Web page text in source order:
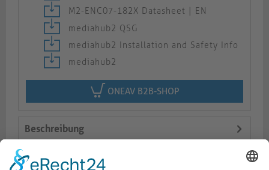
M2-ENC07-182X Datasheet | EN
mediahub2 QSG
mediahub2 Installation and Safety Info
mediahub2
ONEAV B2B-SHOP
Beschreibung
Logistik